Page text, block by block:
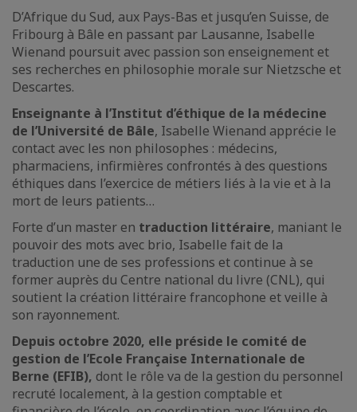
D’Afrique du Sud, aux Pays-Bas et jusqu’en Suisse, de
Fribourg à Bâle en passant par Lausanne, Isabelle
Wienand poursuit avec passion son enseignement et
ses recherches en philosophie morale sur Nietzsche et
Descartes.
Enseignante à l’Institut d’éthique de la médecine
de l’Université de Bâle, Isabelle Wienand apprécie le
contact avec les non philosophes : médecins,
pharmaciens, infirmières confrontés à des questions
éthiques dans l’exercice de métiers liés à la vie et à la
mort de leurs patients…
Forte d’un master en traduction littéraire, maniant le
pouvoir des mots avec brio, Isabelle fait de la
traduction une de ses professions et continue à se
former auprès du Centre national du livre (CNL), qui
soutient la création littéraire francophone et veille à
son rayonnement.
Depuis octobre 2020, elle préside le comité de
gestion de l’Ecole Française Internationale de
Berne (EFIB), dont le rôle va de la gestion du personnel
recruté localement, à la gestion comptable et